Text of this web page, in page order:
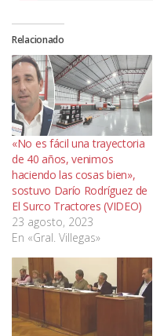
Relacionado
«No es fácil una trayectoria
de 40 años, venimos
haciendo las cosas bien»,
sostuvo Darío Rodríguez de
El Surco Tractores (VIDEO)
23 agosto, 2023
En «Gral. Villegas»